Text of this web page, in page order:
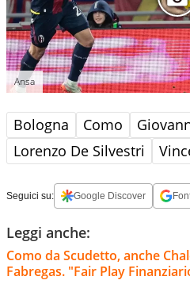
Ansa
Bologna Como
Lorenzo De Silvestri
Seguici su: Google Discover
Leggi anche:
Como da Scudetto, anche
Fabregas. "Fair Play